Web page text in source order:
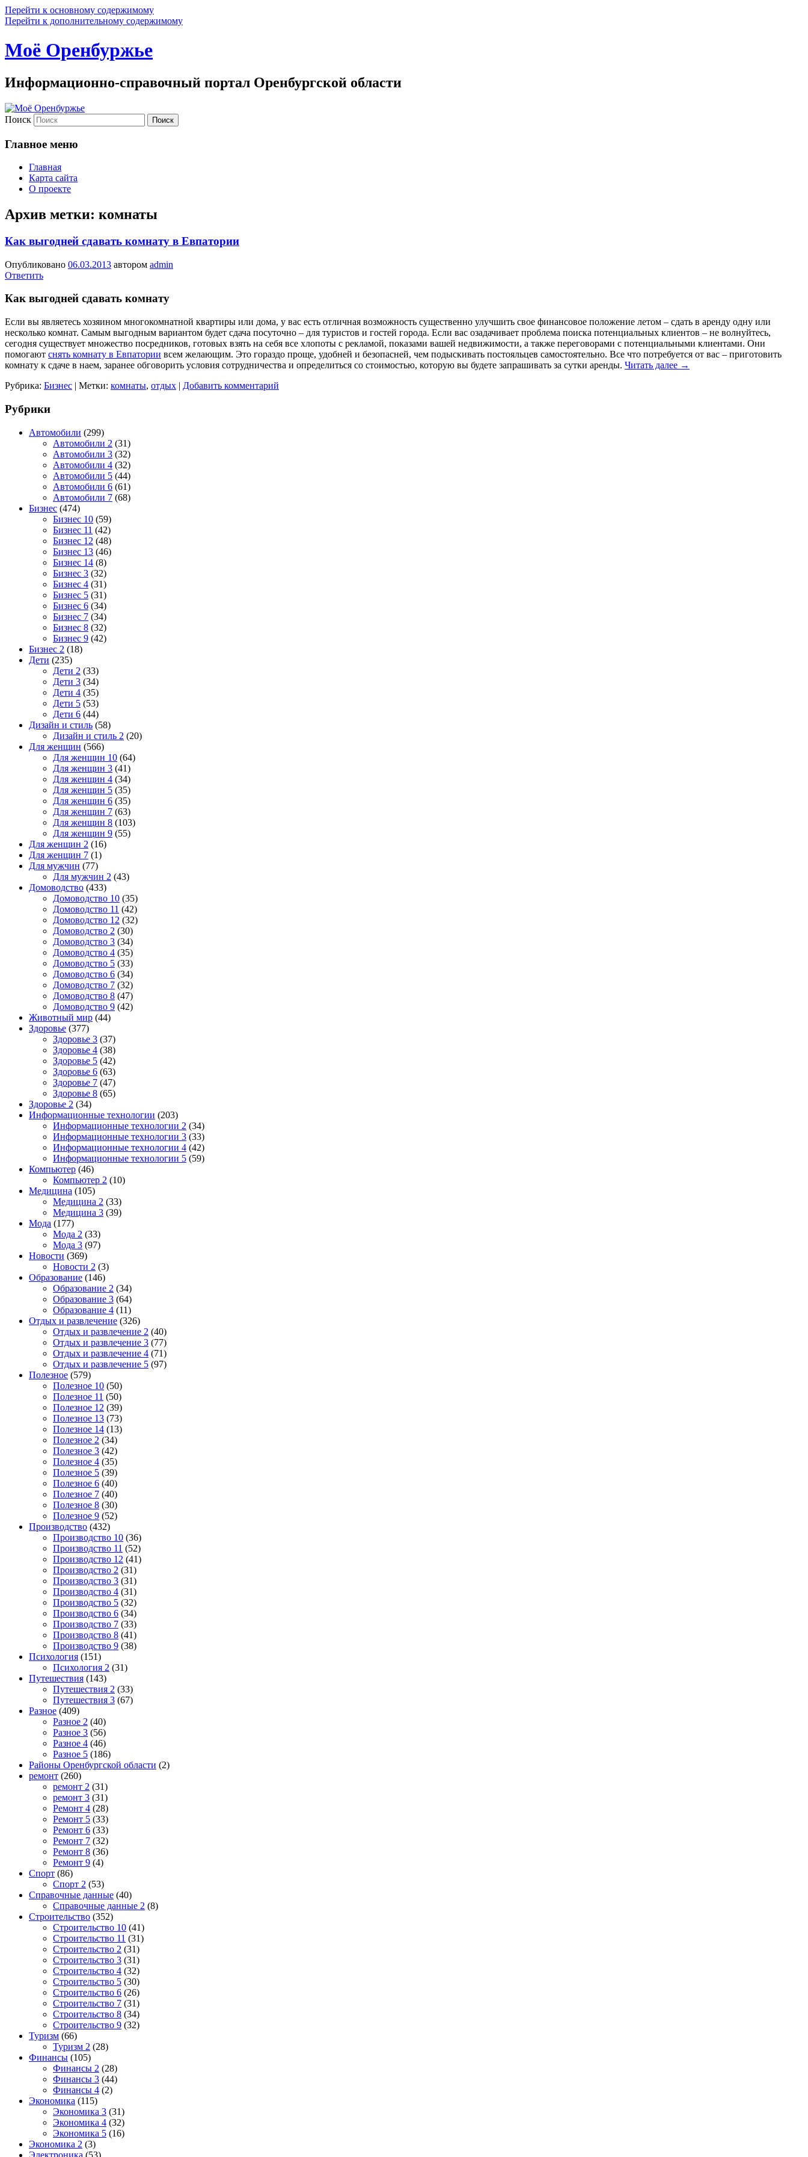
Перейти к основному содержимому
Перейти к дополнительному содержимому
Моё Оренбуржье
Информационно-справочный портал Оренбургской области
Поиск
Главное меню
Главная
Карта сайта
О проекте
Архив метки: комнаты
Как выгодней сдавать комнату в Евпатории
Опубликовано 06.03.2013 автором admin
Ответить
Как выгодней сдавать комнату
Если вы являетесь хозяином многокомнатной квартиры или дома, у вас есть отличная возможность существенно улучшить свое финансовое положение летом – сдать в аренду одну или
несколько комнат. Самым выгодным вариантом будет сдача посуточно – для туристов и гостей города. Если вас озадачивает проблема поиска потенциальных клиентов – не волнуйтесь,
сегодня существует множество посредников, готовых взять на себя все хлопоты с рекламой, показами вашей недвижимости, а также переговорами с потенциальными клиентами. Они
помогают снять комнату в Евпатории всем желающим. Это гораздо проще, удобней и безопасней, чем подыскивать постояльцев самостоятельно. Все что потребуется от вас – приготовить
комнату к сдаче в наем, заранее обговорить условия сотрудничества и определиться со стоимостью, которую вы будете запрашивать за сутки аренды. Читать далее →
Рубрика: Бизнес | Метки: комнаты, отдых | Добавить комментарий
Рубрики
Автомобили (299)
Автомобили 2 (31)
Автомобили 3 (32)
Автомобили 4 (32)
Автомобили 5 (44)
Автомобили 6 (61)
Автомобили 7 (68)
Бизнес (474)
Бизнес 10 (59)
Бизнес 11 (42)
Бизнес 12 (48)
Бизнес 13 (46)
Бизнес 14 (8)
Бизнес 3 (32)
Бизнес 4 (31)
Бизнес 5 (31)
Бизнес 6 (34)
Бизнес 7 (34)
Бизнес 8 (32)
Бизнес 9 (42)
Бизнес 2 (18)
Дети (235)
Дети 2 (33)
Дети 3 (34)
Дети 4 (35)
Дети 5 (53)
Дети 6 (44)
Дизайн и стиль (58)
Дизайн и стиль 2 (20)
Для женщин (566)
Для женщин 10 (64)
Для женщин 3 (41)
Для женщин 4 (34)
Для женщин 5 (35)
Для женщин 6 (35)
Для женщин 7 (63)
Для женщин 8 (103)
Для женщин 9 (55)
Для женщин 2 (16)
Для женщин 7 (1)
Для мужчин (77)
Для мужчин 2 (43)
Домоводство (433)
Домоводство 10 (35)
Домоводство 11 (42)
Домоводство 12 (32)
Домоводство 2 (30)
Домоводство 3 (34)
Домоводство 4 (35)
Домоводство 5 (33)
Домоводство 6 (34)
Домоводство 7 (32)
Домоводство 8 (47)
Домоводство 9 (42)
Животный мир (44)
Здоровье (377)
Здоровье 3 (37)
Здоровье 4 (38)
Здоровье 5 (42)
Здоровье 6 (63)
Здоровье 7 (47)
Здоровье 8 (65)
Здоровье 2 (34)
Информационные технологии (203)
Информационные технологии 2 (34)
Информационные технологии 3 (33)
Информационные технологии 4 (42)
Информационные технологии 5 (59)
Компьютер (46)
Компьютер 2 (10)
Медицина (105)
Медицина 2 (33)
Медицина 3 (39)
Мода (177)
Мода 2 (33)
Мода 3 (97)
Новости (369)
Новости 2 (3)
Образование (146)
Образование 2 (34)
Образование 3 (64)
Образование 4 (11)
Отдых и развлечение (326)
Отдых и развлечение 2 (40)
Отдых и развлечение 3 (77)
Отдых и развлечение 4 (71)
Отдых и развлечение 5 (97)
Полезное (579)
Полезное 10 (50)
Полезное 11 (50)
Полезное 12 (39)
Полезное 13 (73)
Полезное 14 (13)
Полезное 2 (34)
Полезное 3 (42)
Полезное 4 (35)
Полезное 5 (39)
Полезное 6 (40)
Полезное 7 (40)
Полезное 8 (30)
Полезное 9 (52)
Производство (432)
Производство 10 (36)
Производство 11 (52)
Производство 12 (41)
Производство 2 (31)
Производство 3 (31)
Производство 4 (31)
Производство 5 (32)
Производство 6 (34)
Производство 7 (33)
Производство 8 (41)
Производство 9 (38)
Психология (151)
Психология 2 (31)
Путешествия (143)
Путешествия 2 (33)
Путешествия 3 (67)
Разное (409)
Разное 2 (40)
Разное 3 (56)
Разное 4 (46)
Разное 5 (186)
Районы Оренбургской области (2)
ремонт (260)
ремонт 2 (31)
ремонт 3 (31)
Ремонт 4 (28)
Ремонт 5 (33)
Ремонт 6 (33)
Ремонт 7 (32)
Ремонт 8 (36)
Ремонт 9 (4)
Спорт (86)
Спорт 2 (53)
Справочные данные (40)
Справочные данные 2 (8)
Строительство (352)
Строительство 10 (41)
Строительство 11 (31)
Строительство 2 (31)
Строительство 3 (31)
Строительство 4 (32)
Строительство 5 (30)
Строительство 6 (26)
Строительство 7 (31)
Строительство 8 (34)
Строительство 9 (32)
Туризм (66)
Туризм 2 (28)
Финансы (105)
Финансы 2 (28)
Финансы 3 (44)
Финансы 4 (2)
Экономика (115)
Экономика 3 (31)
Экономика 4 (32)
Экономика 5 (16)
Экономика 2 (3)
Электроника (53)